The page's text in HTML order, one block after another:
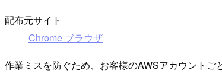
配布元サイト
Chrome ブラウザ
作業ミスを防ぐため、お客様のAWSアカウントご